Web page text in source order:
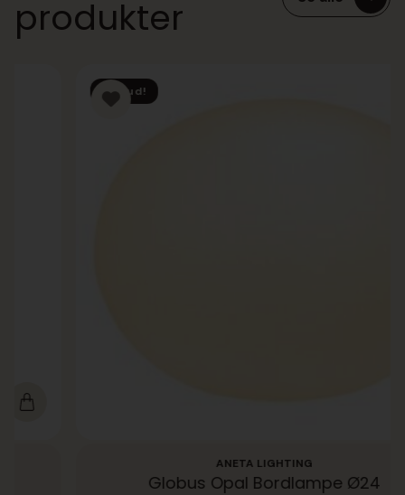
produkter
Tilbud!
ANETA LIGHTING
Globus Opal Bordlampe Ø24